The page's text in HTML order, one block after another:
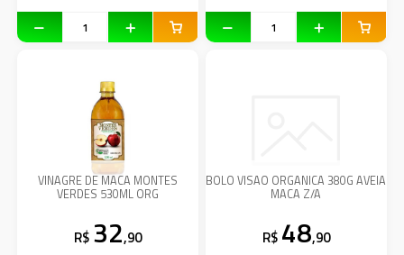
VINAGRE DE MACA MONTES
VERDES 530ML ORG
R$ 32,90
BOLO VISAO ORGANICA 380G AVEIA
MACA Z/A
R$ 48,90